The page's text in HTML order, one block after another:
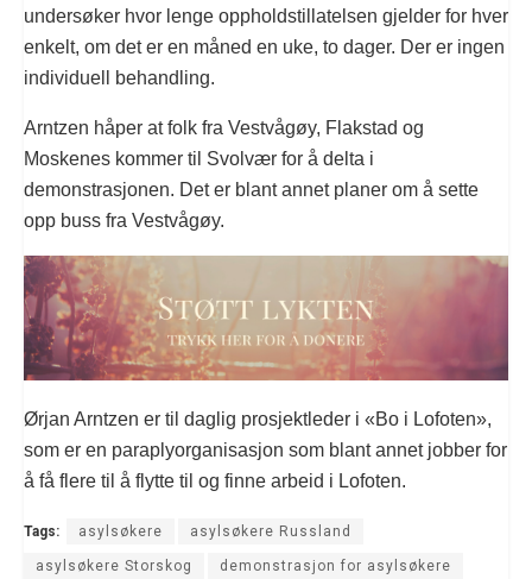
undersøker hvor lenge oppholdstillatelsen gjelder for hver
enkelt, om det er en måned en uke, to dager. Der er ingen
individuell behandling.
Arntzen håper at folk fra Vestvågøy, Flakstad og
Moskenes kommer til Svolvær for å delta i
demonstrasjonen. Det er blant annet planer om å sette
opp buss fra Vestvågøy.
Ørjan Arntzen er til daglig prosjektleder i «Bo i Lofoten»,
som er en paraplyorganisasjon som blant annet jobber for
å få flere til å flytte til og finne arbeid i Lofoten.
Tags: asylsøkere asylsøkere Russland
asylsøkere Storskog demonstrasjon for asylsøkere